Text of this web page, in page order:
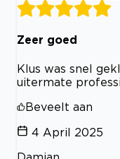
Zeer goed
Klus was snel
uitermate
Beveelt aan
4 April 2025